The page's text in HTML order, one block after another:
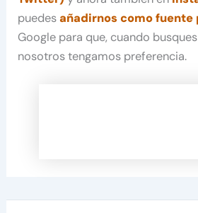
puedesañadirnos como fuente
Google para que, cuando
nosotros tengamos preferencia.